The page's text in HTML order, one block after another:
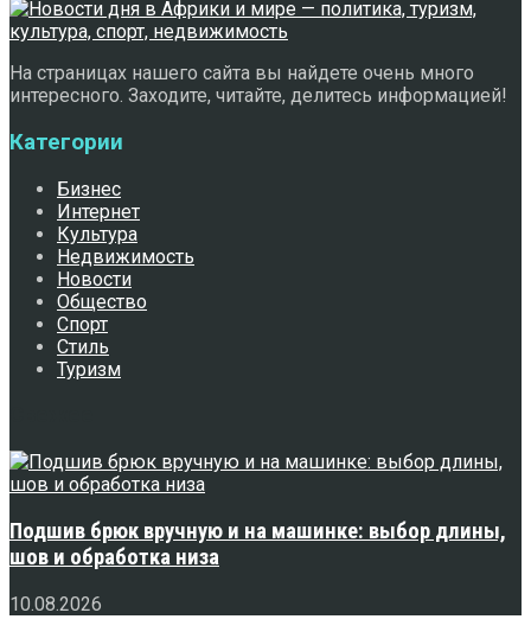
На страницах нашего сайта вы найдете очень много
интересного. Заходите, читайте, делитесь информацией!
Категории
Бизнес
Интернет
Культура
Недвижимость
Новости
Общество
Спорт
Стиль
Туризм
Подшив брюк вручную и на машинке: выбор длины,
шов и обработка низа
10.08.2026